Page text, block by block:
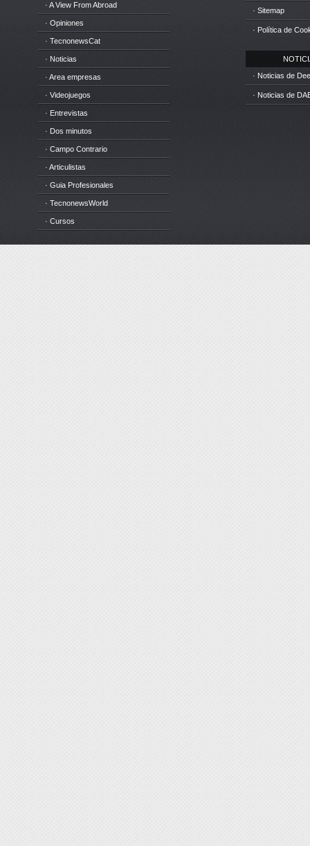
· A View From Abroad
· Opiniones
· TecnonewsCat
· Noticias
· Area empresas
· Videojuegos
· Entrevistas
· Dos minutos
· Campo Contrario
· Articulistas
· Guia Profesionales
· TecnonewsWorld
· Cursos
· Sitemap
· Política de
· Noticias de
· Noticias de